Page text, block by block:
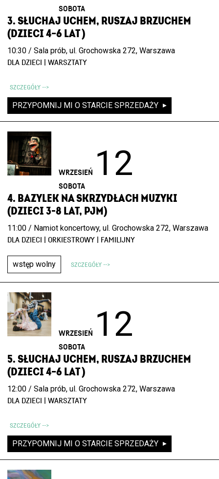
SOBOTA
3. SŁUCHAJ UCHEM, RUSZAJ BRZUCHEM
(DZIECI 4–6 LAT )
10:30 / Sala prób, ul. Grochowska 272, Warszawa
DLA DZIECI | WARSZTATY
SZCZEGÓŁY -->
PRZYPOMNIJ MI O STARCIE SPRZEDAŻY
WRZESIEŃ 12
SOBOTA
4. BAZYLEK NA SKRZYDŁACH MUZYKI
(DZIECI 3-8 LAT, PJM)
11:00 / Namiot koncertowy, ul. Grochowska 272, Warszawa
DLA DZIECI | ORKIESTROWY | FAMILIJNY
SZCZEGÓŁY -->
wstęp wolny
WRZESIEŃ 12
SOBOTA
5. SŁUCHAJ UCHEM, RUSZAJ BRZUCHEM
(DZIECI 4–6 LAT )
12:00 / Sala prób, ul. Grochowska 272, Warszawa
DLA DZIECI | WARSZTATY
SZCZEGÓŁY -->
PRZYPOMNIJ MI O STARCIE SPRZEDAŻY